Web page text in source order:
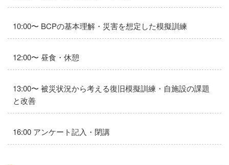
10:00〜 BCPの基本理解・災害を想定した模擬訓練
12:00〜 昼食・休憩
13:00〜 被災状況から考える復旧模擬訓練・自施設の課題
と改善
16:00 アンケート記入・閉講